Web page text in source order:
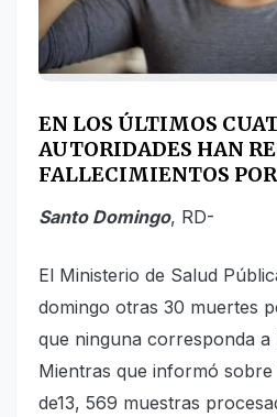
EN LOS ÚLTIMOS
AUTORIDADES HAN
FALLECIMIENTOS
Santo Domingo, RD-
El Ministerio de Salud
domingo otras 30 muertes
que ninguna corresponda a
Mientras que informó sobre
de13, 569 muestras